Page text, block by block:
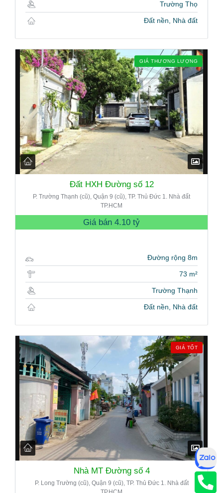
Trường Thọ
Đất nền, Nhà đất
GIÁ THƯƠNG LƯỢNG
Đất HXH Đường số 12
P. Trường Thạnh (cũ), Quận 9 (cũ), TP. Thủ Đức 1. Nhà đất
TP.HCM
Giá bán 4.10 tỷ
Đường rộng 8m
73 m²
Trường Thạnh
Đất nền, Nhà đất
GIÁ TỐT
Nhà MT Đường số 4
P. Long Trường (cũ), Quận 9 (cũ), TP. Thủ Đức 1. Nhà đất